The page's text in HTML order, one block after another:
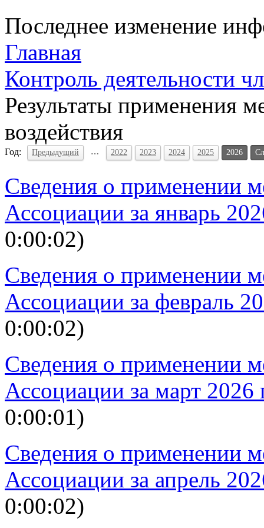
Последнее изменение
Главная
Контроль деятельности
Результаты применения
воздействия
Год: Предыдущий … 2022 2023 2024 2025 2026
Сведения о применении
Ассоциации за январь
0:00:02)
Сведения о применении
Ассоциации за февраль
0:00:02)
Сведения о применении
Ассоциации за март 2026
0:00:01)
Сведения о применении
Ассоциации за апрель
0:00:02)